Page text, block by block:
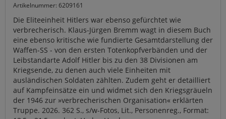
Artikelnummer: 6209161
Die Eliteeinheit Hitlers war ebenso gefürchtet wie
verbrecherisch. Klaus-Jürgen Bremm wagt in diesem Buch
eine ebenso kritische wie fundierte Gesamtdarstellung der
Waffen-SS - von den ersten Totenkopfverbänden und der
Leibstandarte Adolf Hitler bis zu den 38 Divisionen am
Kriegsende, zu denen auch viele Einheiten mit
ausländischen Soldaten zählten. Zudem geht er detailliert
auf Kampfeinsätze ein und widmet sich den Kriegsgräueln
der 1946 zur »verbrecherischen Organisation« erklärten
Truppe. 2026. 362 S., s/w-Fotos, Lit., Personenreg., Format: